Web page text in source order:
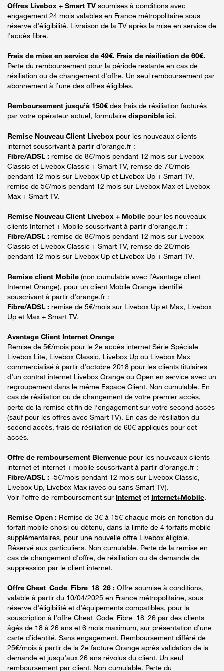
Offres Livebox + Smart TV soumises à conditions avec
engagement 24 mois valables en France métropolitaine sous
réserve d’éligibilité. Livraison de la TV après la mise en service de
l'accès fibre.
Frais de mise en service de 49€. Frais de résiliation de 60€.
Perte du remboursement pour la période restante en cas de
résiliation ou de changement d'offre. Un seul remboursement par
abonnement à l’une des offres éligibles.
Remboursement jusqu’à 150€ des frais de résiliation facturés
par votre opérateur actuel, formulaire disponible ici.
Remise Nouveau Client Livebox pour les nouveaux clients
internet souscrivant à partir d’orange.fr :
Fibre/ADSL : remise de 8€/mois pendant 12 mois sur Livebox
Classic et Livebox Classic + Smart TV, remise de 7€/mois
pendant 12 mois sur Livebox Up et Livebox Up + Smart TV,
remise de 5€/mois pendant 12 mois sur Livebox Max et Livebox
Max + Smart TV.
Remise Nouveau Client Livebox + Mobile pour les nouveaux
clients Internet + Mobile souscrivant à partir d’orange.fr :
Fibre/ADSL : remise de 8€/mois pendant 12 mois sur Livebox
Classic et Livebox Classic + Smart TV, remise de 2€/mois
pendant 12 mois sur Livebox Up et Livebox Up + Smart TV.
Remise client Mobile (non cumulable avec l’Avantage client
Internet Orange), pour un client Mobile Orange identifié
souscrivant à partir d’orange.fr :
Fibre/ADSL : remise de 5€/mois sur Livebox Up et Max, Livebox
Up et Max + Smart TV.
Avantage Client Internet Orange
Remise de 5€/mois pour le 2e accès internet Série Spéciale
Livebox Lite, Livebox Classic, Livebox Up ou Livebox Max
commercialisé à partir d’octobre 2018 pour les clients titulaires
d’un contrat internet Livebox Orange ou Open en service avec un
regroupement dans le même Espace Client. Non cumulable. En
cas de résiliation ou de changement de votre premier accès,
perte de la remise et fin de l’engagement sur votre second accès
(sauf pour les offres avec Smart TV). En cas de résiliation du
second accès, frais de résiliation de 60€ appliqués pour cet
accès.
Offre de remboursement Bienvenue pour les nouveaux clients
internet et internet + mobile souscrivant à partir d’orange.fr :
Fibre/ADSL : -5€/mois pendant 12 mois sur Livebox Classic,
Livebox Up, Livebox Max (avec ou sans Smart TV).
Voir l'offre de remboursement sur Internet et Internet+Mobile.
Remise Open : Remise de 3€ à 15€ chaque mois en fonction du
forfait mobile choisi ou détenu, dans la limite de 4 forfaits mobile
supplémentaires, pour une nouvelle offre Livebox éligible.
Réservé aux particuliers. Non cumulable. Perte de la remise en
cas de changement d'offre, de résiliation ou de demande de
suppression par le client internet.
Offre Cheat_Code_Fibre_18_26 : Offre soumise à conditions,
valable à partir du 10/04/2025 en France métropolitaine, sous
réserve d’éligibilité et d’équipements compatibles, pour la
souscription à l’offre Cheat_Code_Fibre_18_26 par des clients
âgés de 18 à 26 ans et 6 mois maximum, sur présentation d’une
carte d’identité. Sans engagement. Remboursement différé de
25€/mois à partir de la 2e facture Orange après validation de la
demande et jusqu’aux 26 ans révolus du client. Un seul
remboursement par client. Non cumulable. Perte du